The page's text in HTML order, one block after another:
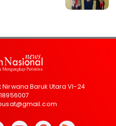
Baruk Utara VI-24